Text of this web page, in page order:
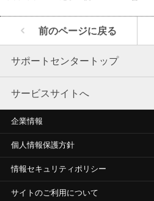
前のページに戻る
サポートセンタートップ
サービスサイトへ
企業情報
個人情報保護方針
情報セキュリティポリシー
サイトのご利用について